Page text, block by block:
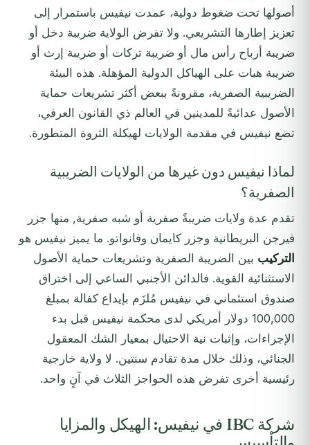
أصولها تحت ضغوط دولية، عمدت نيفيس باستمرار إلى
تعزيز إطارها التشريعي. ولا تفرض الولاية ضريبة دخل أو
ضريبة أرباح رأس مال أو ضريبة تركات أو ضريبة إرث أو
ضريبة هبات على الهياكل الدولية المؤهلة. هذه البيئة
الضريبية الصفرية، مقرونةً ببعض أكثر تشريعات حماية
الأصول عدائيةً للمدينين في العالم ذي القانون العرفي،
تضع نيفيس في مقدمة الولايات لهيكلة الثروة المتطورة.
لماذا نيفيس دون غيرها من الولايات الضريبية
الصفرية؟
تقدم عدة ولايات ضريبةً صفرية أو شبه صفرية, منها جزر
فيرجن البريطانية وجزر كايمان وفانواتو. ما يميز نيفيس هو
التركيب بين الضريبة الصفرية وتشريعات حماية الأصول
الاستثنائية القوية. فالدائن الأجنبي الساعي إلى اختراق
صندوق استئماني في نيفيس مُلزَم بإيداع كفالة بمبلغ
100,000 دولار أمريكي لدى محكمة نيفيس قبل بدء
الإجراءات، وإثبات نية الاحتيال بمعيار الشك المعقول
الجنائي، وذلك خلال مدة تقادم سنتين. لا ولاية خارجية
رئيسية أخرى تفرض هذه الحواجز الثلاث في آنٍ واحد.
شركة IBC في نيفيس: الهيكل والمزايا